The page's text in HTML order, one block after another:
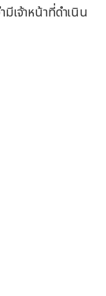
เจ้าหน้าที่ดำเนิน